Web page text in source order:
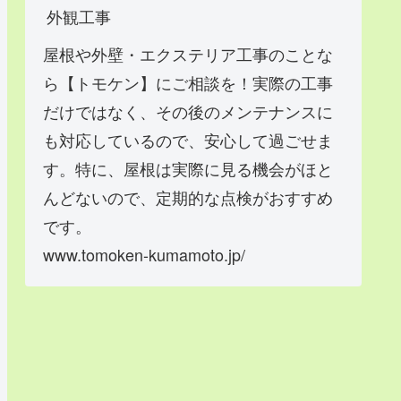
外観工事
屋根や外壁・エクステリア工事のことな
ら【トモケン】にご相談を！実際の工事
だけではなく、その後のメンテナンスに
も対応しているので、安心して過ごせま
す。特に、屋根は実際に見る機会がほと
んどないので、定期的な点検がおすすめ
です。
www.tomoken-kumamoto.jp/